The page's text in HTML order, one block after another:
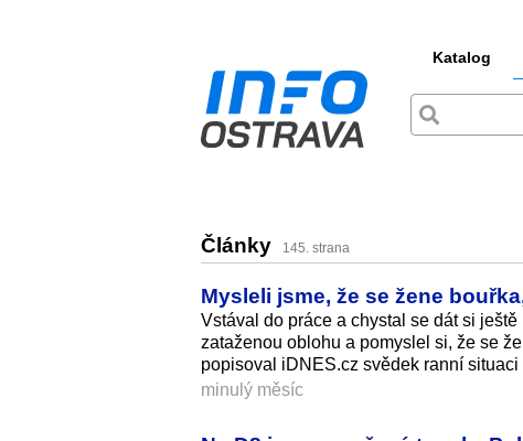
Katalog
Články 145. strana
Mysleli jsme, že se žene
Vstával do práce a chystal se dát si
zataženou oblohu a pomyslel si, že se
popisoval iDNES.cz svědek ranní
minulý měsíc